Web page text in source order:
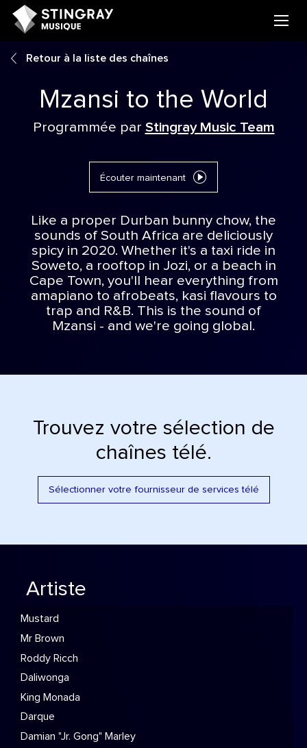
Retour à la liste des chaînes
Mzansi to the World
Programmée par Stingray Music Team
Écouter maintenant
Like a proper Durban bunny chow, the
sounds of South Africa are deliciously
spicy in 2020. Whether it's a taxi ride in
Soweto, a rooftop in Jozi, or a beach in
Cape Town, you'll hear everything from
amapiano to afrobeats, kasi flavours to
trap and R&B. This is the sound of
Mzansi - and we're going global.
Trouvez votre sélection de
chaînes télé.
Sélectionner votre fournisseur de services télé
Artiste
Mustard
Mr Brown
Roddy Ricch
Daliwonga
King Monada
Darque
Damian "Jr. Gong" Marley